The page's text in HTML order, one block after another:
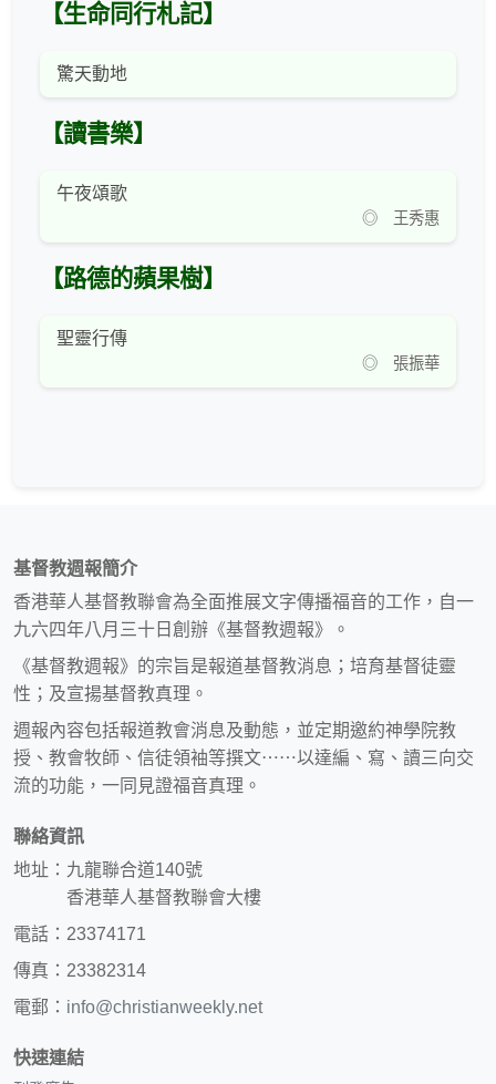
【生命同行札記】
驚天動地
【讀書樂】
午夜頌歌
◎ 王秀惠
【路德的蘋果樹】
聖靈行傳
◎ 張振華
基督教週報簡介
香港華人基督教聯會為全面推展文字傳播福音的工作，自一
九六四年八月三十日創辦《基督教週報》。
《基督教週報》的宗旨是報道基督教消息；培育基督徒靈
性；及宣揚基督教真理。
週報內容包括報道教會消息及動態，並定期邀約神學院教
授、教會牧師、信徒領袖等撰文⋯⋯以達編、寫、讀三向交
流的功能，一同見證福音真理。
聯絡資訊
地址：九龍聯合道140號
香港華人基督教聯會大樓
電話：23374171
傳真：23382314
電郵： info@christianweekly.net
快速連結